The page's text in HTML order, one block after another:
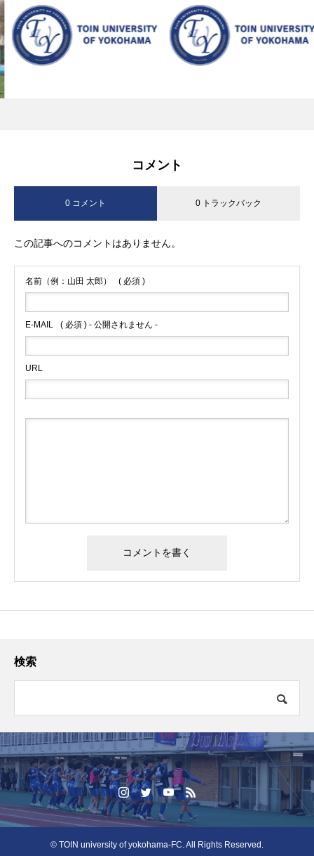
コメント
0 コメント 0 トラックバック
この記事へのコメントはありません。
名前（例：山田 太郎） ( 必須 )
E-MAIL ( 必須 ) - 公開されません -
URL
検索
© TOIN university of yokohama-FC. All Rights Reserved.